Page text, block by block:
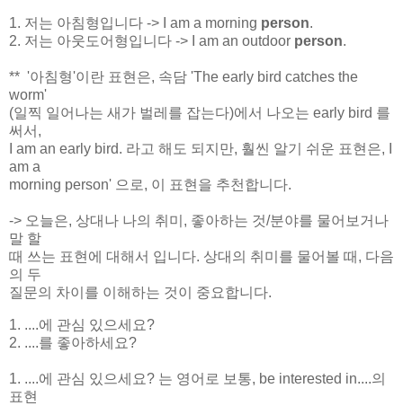
1. 저는 아침형입니다 -> I am a morning person.
2. 저는 아웃도어형입니다 -> I am an outdoor person.
** '아침형'이란 표현은, 속담 'The early bird catches the
worm'
(일찍 일어나는 새가 벌레를 잡는다)에서 나오는 early bird 를
써서,
I am an early bird. 라고 해도 되지만, 훨씬 알기 쉬운 표현은, I
am a
morning person' 으로, 이 표현을 추천합니다.
-> 오늘은, 상대나 나의 취미, 좋아하는 것/분야를 물어보거나
말 할
때 쓰는 표현에 대해서 입니다. 상대의 취미를 물어볼 때, 다음
의 두
질문의 차이를 이해하는 것이 중요합니다.
1. ....에 관심 있으세요?
2. ....를 좋아하세요?
1. ....에 관심 있으세요? 는 영어로 보통, be interested in....의
표현